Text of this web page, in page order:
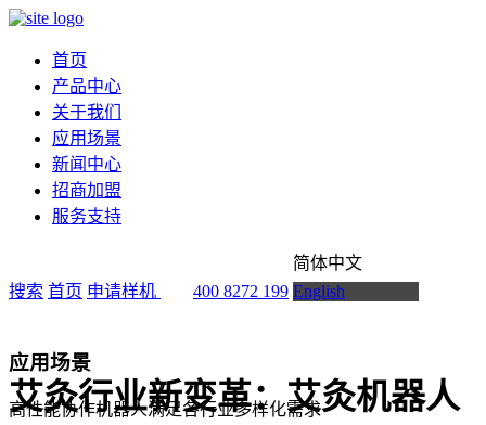
首页
产品中心
关于我们
应用场景
新闻中心
招商加盟
服务支持
搜索 首页 申请样机 400 8272 199
简体中文
English
应用场景
高性能协作机器人满足各行业多样化需求
艾灸行业新变革：艾灸机器人